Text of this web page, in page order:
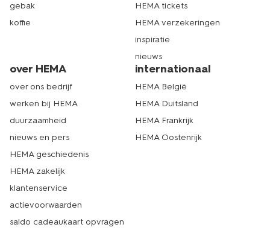
gebak
koffie
HEMA tickets
HEMA verzekeringen
inspiratie
nieuws
over HEMA
over ons bedrijf
werken bij HEMA
duurzaamheid
nieuws en pers
HEMA geschiedenis
HEMA zakelijk
klantenservice
actievoorwaarden
saldo cadeaukaart opvragen
internationaal
HEMA België
HEMA Duitsland
HEMA Frankrijk
HEMA Oostenrijk